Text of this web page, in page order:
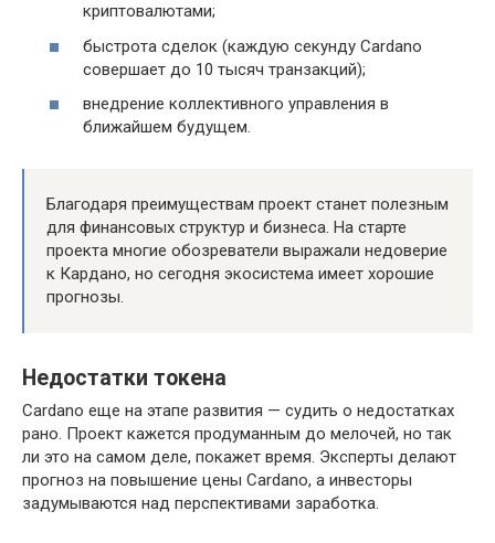
криптовалютами;
быстрота сделок (каждую секунду Cardano
совершает до 10 тысяч транзакций);
внедрение коллективного управления в
ближайшем будущем.
Благодаря преимуществам проект станет полезным
для финансовых структур и бизнеса. На старте
проекта многие обозреватели выражали недоверие
к Кардано, но сегодня экосистема имеет хорошие
прогнозы.
Недостатки токена
Cardano еще на этапе развития — судить о недостатках
рано. Проект кажется продуманным до мелочей, но так
ли это на самом деле, покажет время. Эксперты делают
прогноз на повышение цены Cardano, а инвесторы
задумываются над перспективами заработка.